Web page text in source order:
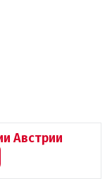
Австрии